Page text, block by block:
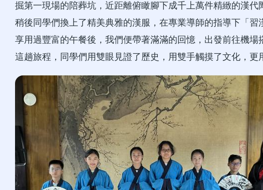
掘第一現場的陪葬坑，近距離俯瞰腳下成千上萬件精緻的漢代
稍後同學們換上了精美典雅的漢服，在專業導師的指導下「
享用過豐富的午餐後，我們便帶著滿滿的回憶，出發前往機場
這趟旅程，同學們用雙眼見證了歷史，用雙手觸摸了文化，更